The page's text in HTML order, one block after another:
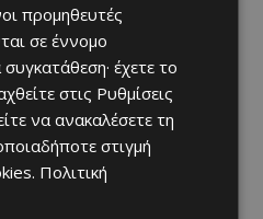
προμηθευτές
σε έννομο
έχετε το
στις Ρυθμίσεις
να ανακαλέσετε τη
στιγμή
. Πολιτική